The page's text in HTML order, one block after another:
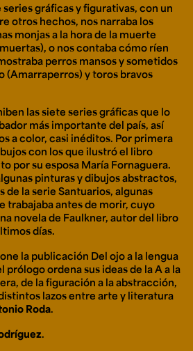
series gráficas y figurativas, con un
otros hechos, nos narraba los
monjas a la hora de la muerte
o nos contaba cómo ríen
perros mansos y sometidos
(Amarraperros) y toros bravos
las siete series gráficas que lo
más importante del país, así
a color, casi inéditos. Por primera
con los que ilustró el libro
por su esposa María Fornaguera.
pinturas y dibujos abstractos,
de la serie Santuarios, algunas
trabajaba antes de morir, cuyo
novela de Faulkner, autor del libro
días.
la publicación Del ojo a la lengua
prólogo ordena sus ideas de la A a la
de la figuración a la abstracción,
lazos entre arte y literatura
Roda.
.